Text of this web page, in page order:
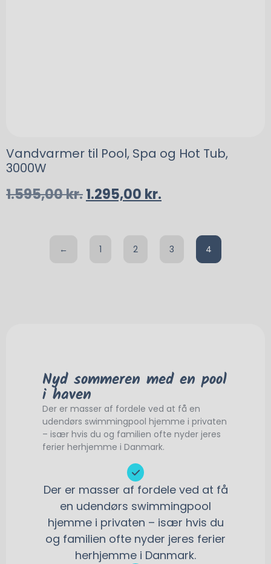
Vandvarmer til Pool, Spa og Hot Tub,
3000W
1.595,00kr.1.295,00 kr.
← 1 2 3 4
Nyd sommeren med en pool
i haven
Der er masser af fordele ved at få en
udendørs swimmingpool hjemme i privaten
– især hvis du og familien ofte nyder jeres
ferier herhjemme i Danmark.
Der er masser af fordele ved at få
en udendørs swimmingpool
hjemme i privaten – især hvis du
og familien ofte nyder jeres ferier
herhjemme i Danmark.